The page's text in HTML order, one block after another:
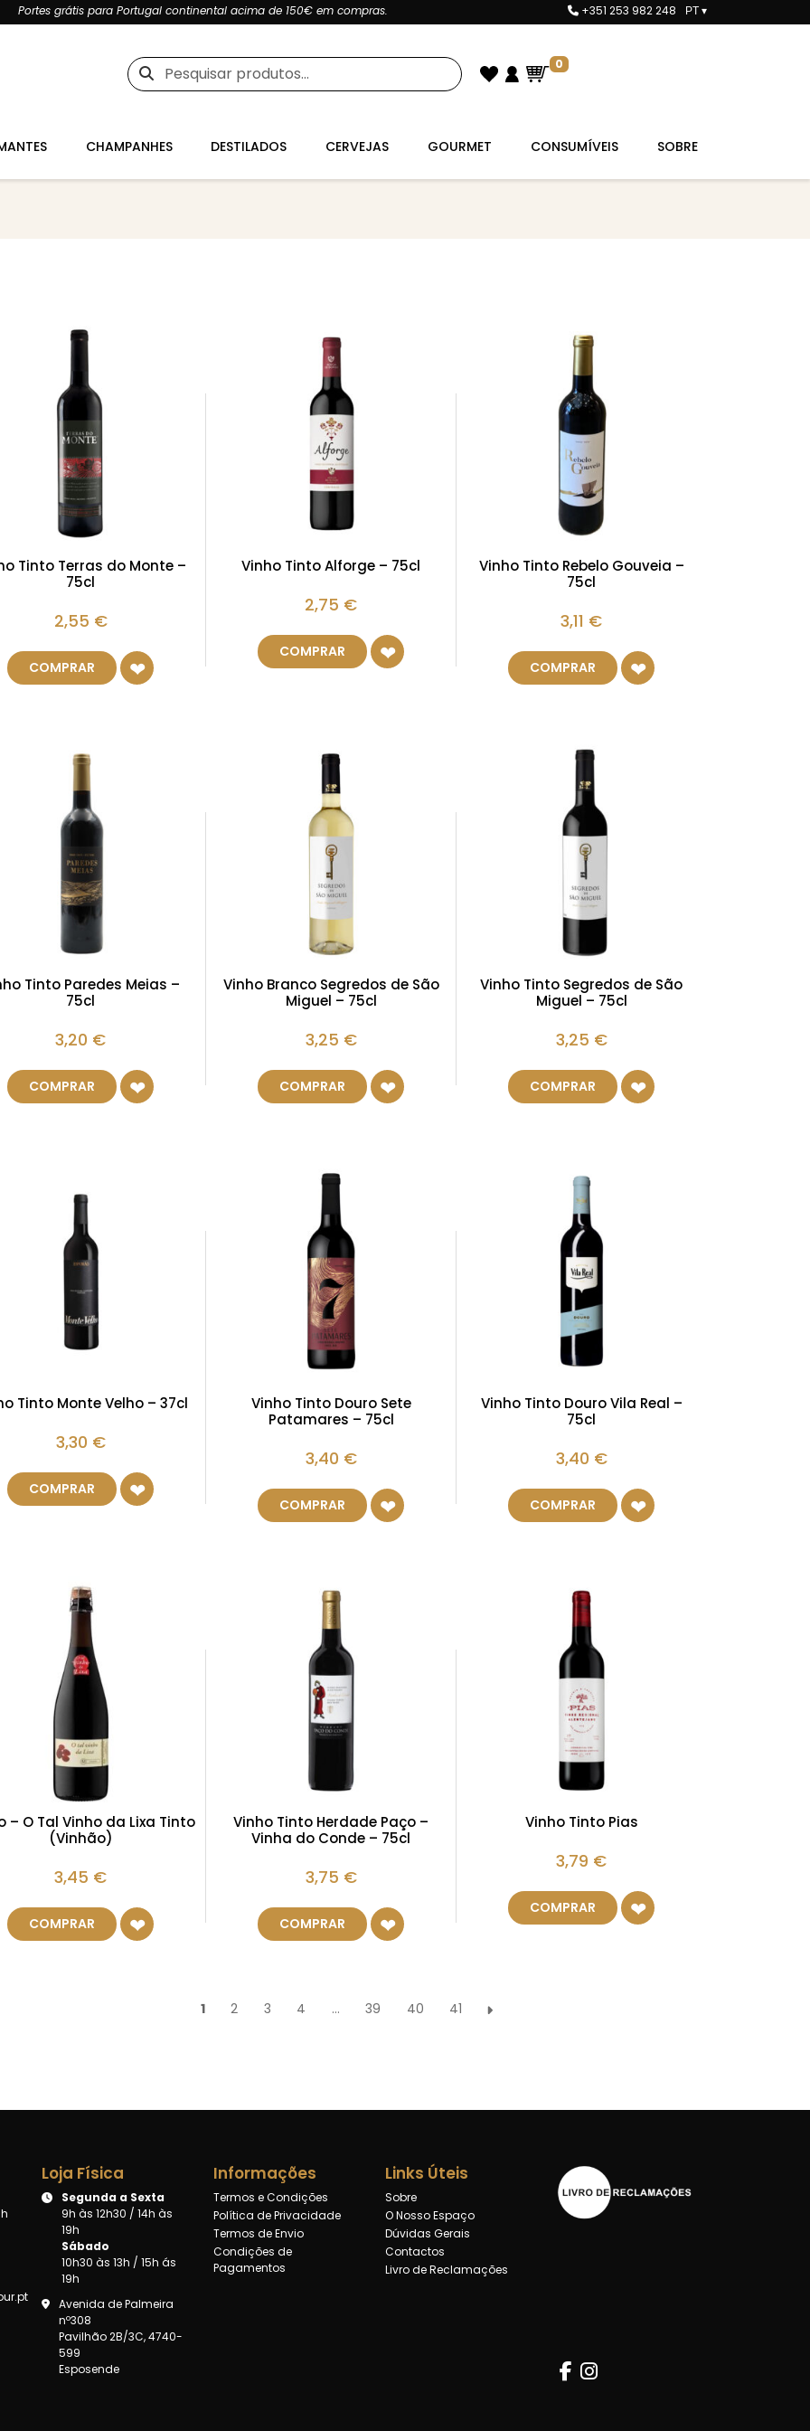
Portes grátis para Portugal continental acima de 150€ em compras. +351 253 982 248 PT ▾
Pesquisar
por:
0
CHAMPANHES DESTILADOS CERVEJAS GOURMET CONSUMÍVEIS SOBRE
Tinto Terras do Monte –
75cl
2,55 €
COMPRAR
Vinho Tinto Alforge – 75cl
2,75 €
COMPRAR
Vinho Tinto Rebelo Gouveia –
75cl
3,11 €
COMPRAR
Tinto Paredes Meias –
75cl
3,20 €
COMPRAR
Vinho Branco Segredos de São
Miguel – 75cl
3,25 €
COMPRAR
Vinho Tinto Segredos de São
Miguel – 75cl
3,25 €
COMPRAR
Tinto Monte Velho – 37cl
3,30 €
COMPRAR
Vinho Tinto Douro Sete
Patamares – 75cl
3,40 €
COMPRAR
Vinho Tinto Douro Vila Real –
75cl
3,40 €
COMPRAR
– O Tal Vinho da Lixa Tinto
(Vinhão)
3,45 €
COMPRAR
Vinho Tinto Herdade Paço –
Vinha do Conde – 75cl
3,75 €
COMPRAR
Vinho Tinto Pias
3,79 €
COMPRAR
1 2 3 4 … 39 40 41
Loja Física
Segunda a Sexta
9h às 12h30 / 14h às
19h
Sábado
10h30 às 13h / 15h ás
19h
Avenida de Palmeira
nº308
Pavilhão 2B/3C, 4740-
599
Esposende
Informações
Termos e Condições
Política de Privacidade
Termos de Envio
Condições de
Pagamentos
Links Úteis
Sobre
O Nosso Espaço
Dúvidas Gerais
Contactos
Livro de Reclamações